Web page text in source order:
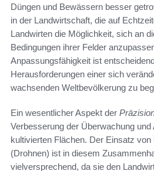
Düngen und Bewässern besser
in der Landwirtschaft, die auf
Landwirten die Möglichkeit, sich an
Bedingungen ihrer Felder
Anpassungsfähigkeit ist
Herausforderungen einer sich
wachsenden Weltbevölkerung zu
Ein wesentlicher Aspekt der
Verbesserung der Überwachung und
kultivierten Flächen. Der Einsatz von
(Drohnen) ist in diesem
vielversprechend, da sie den